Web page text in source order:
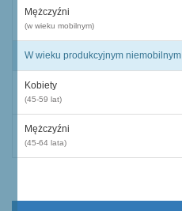
Mężczyźni
(w wieku mobilnym)
W wieku produkcyjnym niemobilnym
Kobiety
(45-59 lat)
Mężczyźni
(45-64 lata)